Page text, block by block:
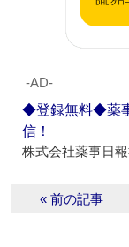
‐AD‐
◆登録無料◆薬
信！
株式会社薬事日
« 前の記事